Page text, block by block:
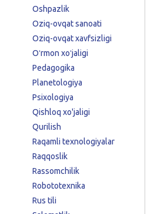
Oshpazlik
Oziq-ovqat sanoati
Oziq-ovqat xavfsizligi
Oʻrmon xoʻjaligi
Pedagogika
Planetologiya
Psixologiya
Qishloq xo'jaligi
Qurilish
Raqamli texnologiyalar
Raqqoslik
Rassomchilik
Robototexnika
Rus tili